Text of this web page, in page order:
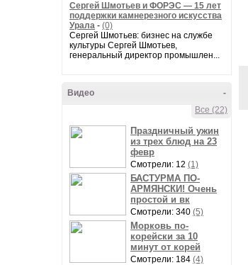
Сергей Шмотьев и ФОРЭС — 15 лет
поддержки камнерезного искусства
Урала - (0)
Сергей Шмотьев: бизнес на службе
культуры Сергей Шмотьев,
генеральный директор промышлен...
-
Видео
Все (22)
Праздничный ужин
из трех блюд на 23
февр
Смотрели: 12 (1)
БАСТУРМА ПО-
АРМЯНСКИ! Очень
простой и вк
Смотрели: 340 (5)
Морковь по-
корейски за 10
минут от корей
Смотрели: 184 (4)